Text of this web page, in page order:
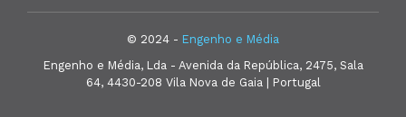
© 2024 - Engenho e Média
Engenho e Média, Lda - Avenida da República, 2475, Sala
64, 4430-208 Vila Nova de Gaia | Portugal